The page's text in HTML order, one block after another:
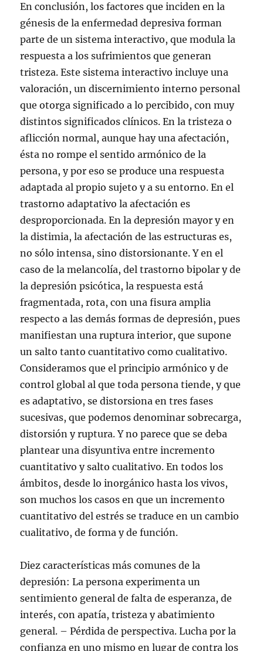
En conclusión, los factores que inciden en la
génesis de la enfermedad depresiva forman
parte de un sistema interactivo, que modula la
respuesta a los sufrimientos que generan
tristeza. Este sistema interactivo incluye una
valoración, un discernimiento interno personal
que otorga significado a lo percibido, con muy
distintos significados clínicos. En la tristeza o
aflicción normal, aunque hay una afectación,
ésta no rompe el sentido armónico de la
persona, y por eso se produce una respuesta
adaptada al propio sujeto y a su entorno. En el
trastorno adaptativo la afectación es
desproporcionada. En la depresión mayor y en
la distimia, la afectación de las estructuras es,
no sólo intensa, sino distorsionante. Y en el
caso de la melancolía, del trastorno bipolar y de
la depresión psicótica, la respuesta está
fragmentada, rota, con una fisura amplia
respecto a las demás formas de depresión, pues
manifiestan una ruptura interior, que supone
un salto tanto cuantitativo como cualitativo.
Consideramos que el principio armónico y de
control global al que toda persona tiende, y que
es adaptativo, se distorsiona en tres fases
sucesivas, que podemos denominar sobrecarga,
distorsión y ruptura. Y no parece que se deba
plantear una disyuntiva entre incremento
cuantitativo y salto cualitativo. En todos los
ámbitos, desde lo inorgánico hasta los vivos,
son muchos los casos en que un incremento
cuantitativo del estrés se traduce en un cambio
cualitativo, de forma y de función.
Diez características más comunes de la
depresión: La persona experimenta un
sentimiento general de falta de esperanza, de
interés, con apatía, tristeza y abatimiento
general. – Pérdida de perspectiva. Lucha por la
confianza en uno mismo en lugar de contra los